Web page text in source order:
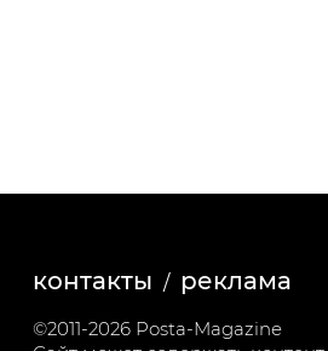
контакты реклама
©2011-2026 Posta-Magazine